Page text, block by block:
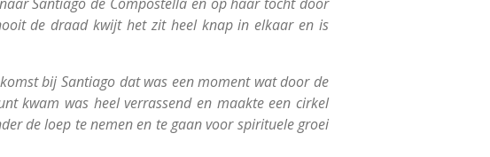
de draad kwijt het zit heel knap in elkaar en is
bij Santiago dat was een moment wat door de
kwam was heel verrassend en maakte een cirkel
de loep te nemen en te gaan voor spirituele groei